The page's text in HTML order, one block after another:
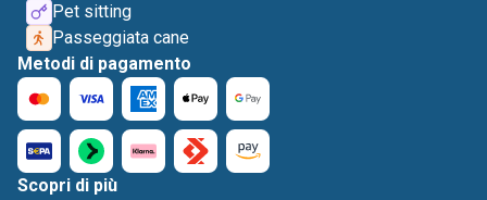
Pet sitting
Passeggiata cane
Metodi di pagamento
Scopri di più